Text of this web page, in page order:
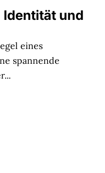
und
eines
spannende